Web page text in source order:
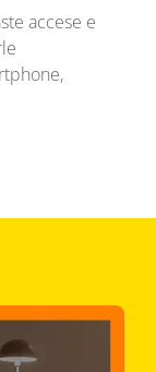
accese e